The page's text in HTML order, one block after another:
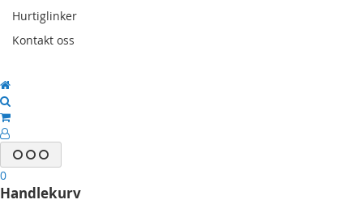
Hurtiglinker
Kontakt oss
0
Handlekurv